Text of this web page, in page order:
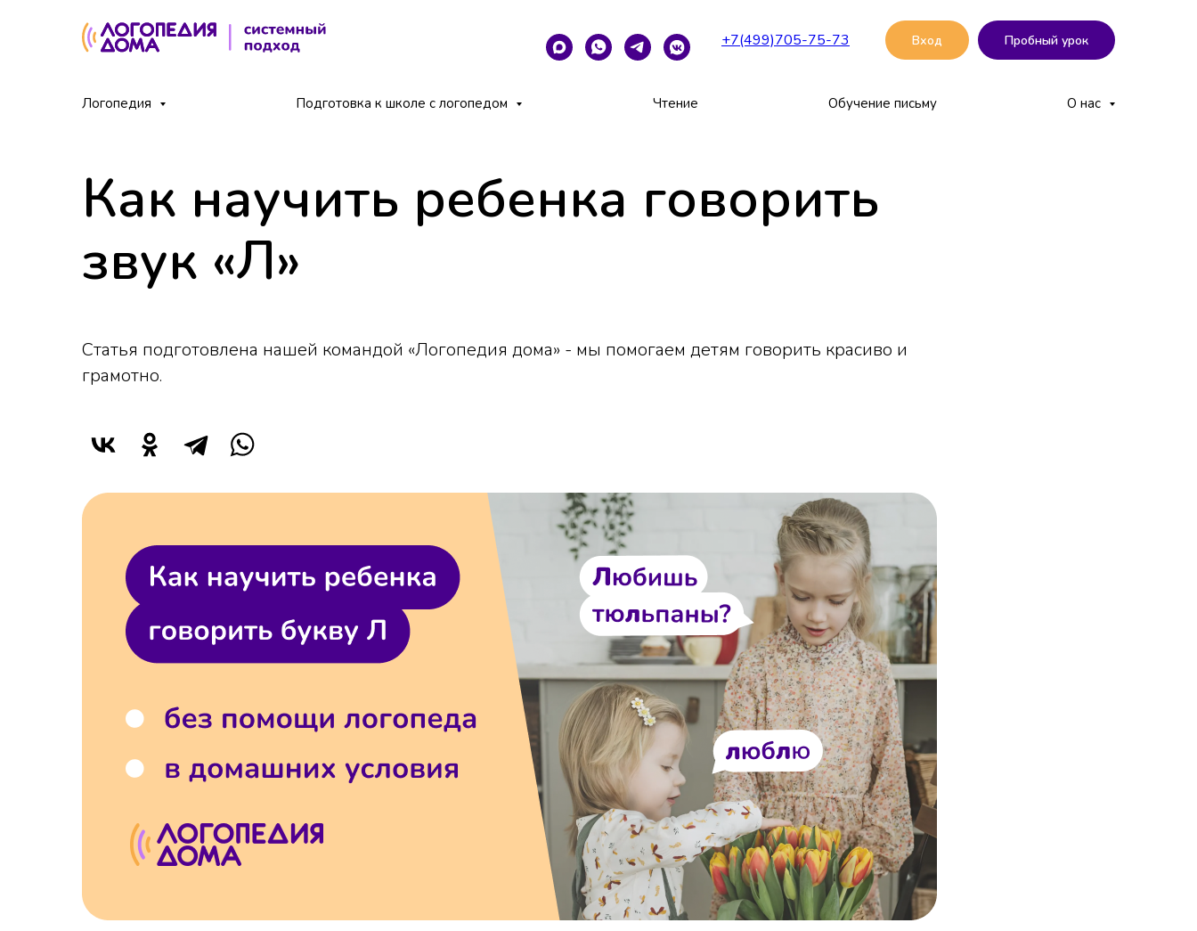
+7(499)705-75-73 Вход Пробный урок
Логопедия Подготовка к школе с логопедом Чтение Обучение письму О нас
Главная / Блог Как научить ребенка говорить звук «Л»
Как научить ребенка говорить
звук «Л»
Статья подготовлена нашей командой «Логопедия дома» - мы помогаем детям говорить красиво и
грамотно.